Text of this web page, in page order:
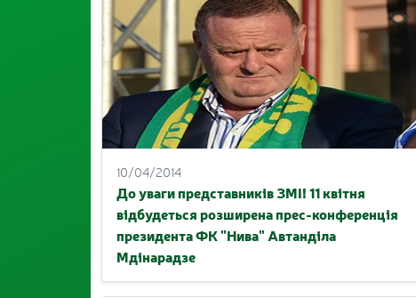
10/04/2014
До уваги представників ЗМІ! 11 квітня
відбудеться розширена прес-конференція
президента ФК "Нива" Автанділа
Мдінарадзе